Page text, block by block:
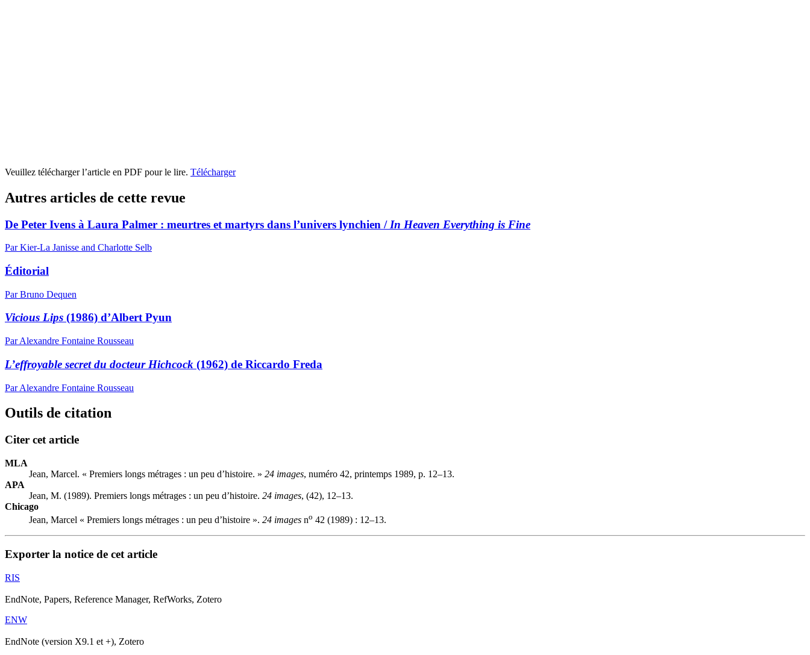
Veuillez télécharger l’article en PDF pour le lire. Télécharger
Autres articles de cette revue
De Peter Ivens à Laura Palmer : meurtres et martyrs dans l’univers lynchien / In Heaven Everything is Fine
Par Kier-La Janisse and Charlotte Selb
Éditorial
Par Bruno Dequen
Vicious Lips (1986) d’Albert Pyun
Par Alexandre Fontaine Rousseau
L’effroyable secret du docteur Hichcock (1962) de Riccardo Freda
Par Alexandre Fontaine Rousseau
Outils de citation
Citer cet article
MLA
Jean, Marcel. « Premiers longs métrages : un peu d’histoire. » 24 images, numéro 42, printemps 1989, p. 12–13.
APA
Jean, M. (1989). Premiers longs métrages : un peu d’histoire. 24 images, (42), 12–13.
Chicago
Jean, Marcel « Premiers longs métrages : un peu d’histoire ». 24 images no 42 (1989) : 12–13.
Exporter la notice de cet article
RIS
EndNote, Papers, Reference Manager, RefWorks, Zotero
ENW
EndNote (version X9.1 et +), Zotero